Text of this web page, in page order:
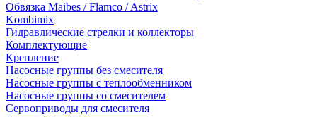
Обвязка Maibes / Flamco / Astrix
Kombimix
Гидравлические стрелки и коллекторы
Комплектующие
Крепление
Насосные группы без смесителя
Насосные группы с теплообменником
Насосные группы со смесителем
Сервоприводы для смесителя